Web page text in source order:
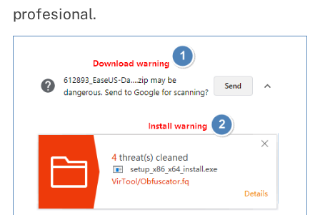
profesional.